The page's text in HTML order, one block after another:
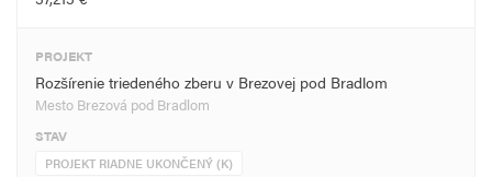
PROJEKT
Rozšírenie triedeného zberu v Brezovej pod Bradlom
Mesto Brezová pod Bradlom
STAV
PROJEKT RIADNE UKONČENÝ (K)